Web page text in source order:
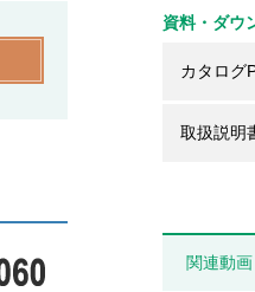
資料・ダウ
カタログ
取扱説明
関連動画